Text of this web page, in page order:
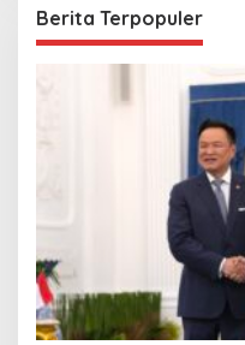
Berita Terpopuler